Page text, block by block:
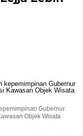
Gubernur
Objek Wisata